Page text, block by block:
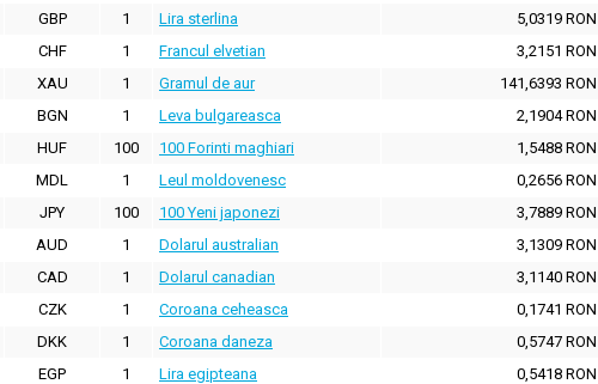
GBP
1 Lira sterlina
5,0319 RON
CHF
1 Francul elvetian
3,2151 RON
XAU
1 Gramul de aur
141,6393 RON
BGN
1 Leva bulgareasca
2,1904 RON
HUF
100 100 Forinti maghiari
1,5488 RON
MDL
1 Leul moldovenesc
0,2656 RON
JPY
100 100 Yeni japonezi
3,7889 RON
AUD
1 Dolarul australian
3,1309 RON
CAD
1 Dolarul canadian
3,1140 RON
CZK
1 Coroana ceheasca
0,1741 RON
DKK
1 Coroana daneza
0,5747 RON
EGP
1 Lira egipteana
0,5418 RON